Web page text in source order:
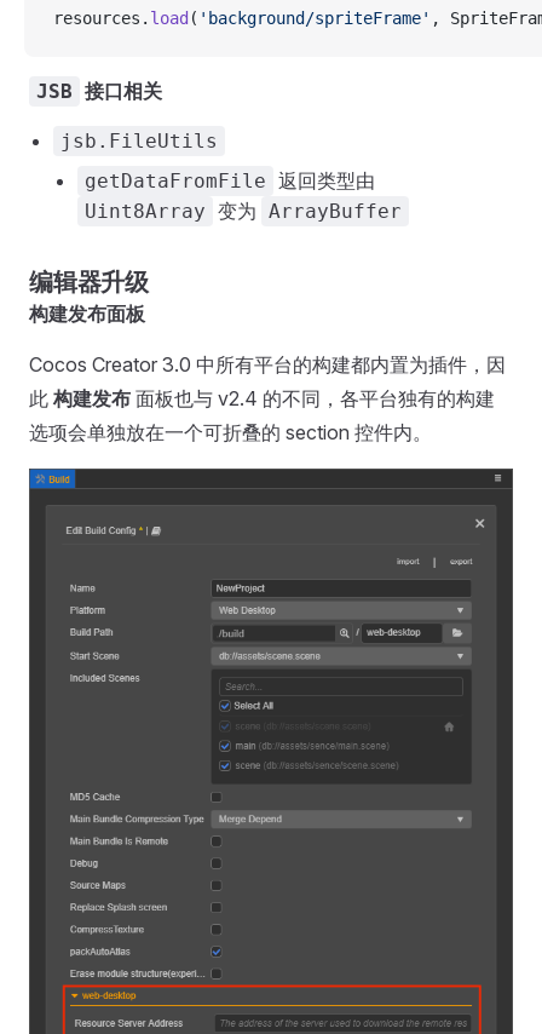
resources. load ( 'background/spriteFrame' ,
JSB 接口相关
jsb.FileUtils
getDataFromFile 返回类型由
Uint8Array 变为 ArrayBuffer
编辑器升级
构建发布面板
Cocos Creator 3.0 中所有平台的构建都内置为插件，因
此 构建发布 面板也与 v2.4 的不同，各平台独有的构建
选项会单独放在一个可折叠的 section 控件内。